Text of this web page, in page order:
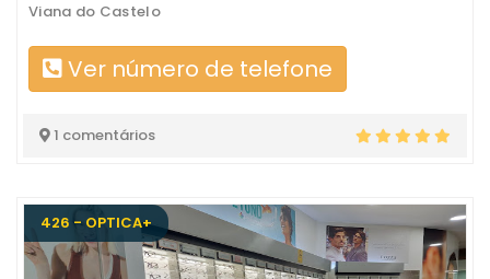
Viana do Castelo
Ver número de telefone
1 comentários
426 - OPTICA+